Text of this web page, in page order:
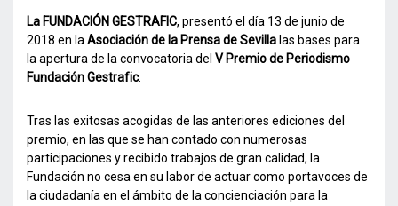
La FUNDACIÓN GESTRAFIC, presentó el día 13 de junio de
2018 en laAsociación de la Prensa de Sevilla las bases para
la apertura de la convocatoria del V Premio de Periodismo
Fundación Gestrafic.
Tras las exitosas acogidas de las anteriores ediciones del
premio, en las que se han contado con numerosas
participaciones y recibido trabajos de gran calidad, la
Fundación no cesa en su labor de actuar como portavoces de
la ciudadanía en el ámbito de la concienciación para la